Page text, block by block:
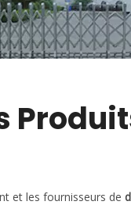
et les fournisseurs de